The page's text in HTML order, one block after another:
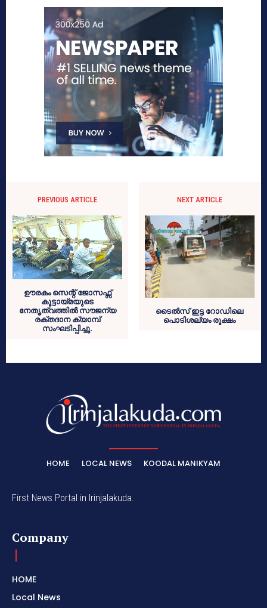
PREVIOUS ARTICLE
ഊരകം സെന്റ് ജോസഫ്സ്
കൂട്ടായ്മയുടെ
നേതൃത്വത്തില്‍ സൗജന്യ
രക്തദാന ക്യാമ്പ്
സംഘടിപ്പിച്ചു.
NEXT ARTICLE
ടൈൽസ് ഇട്ട റോഡിലെ
പൊടിശല്യം രൂക്ഷം
HOME LOCAL NEWS KOODAL MANIKYAM
First News Portal in Irinjalakuda.
Company
HOME
Local News